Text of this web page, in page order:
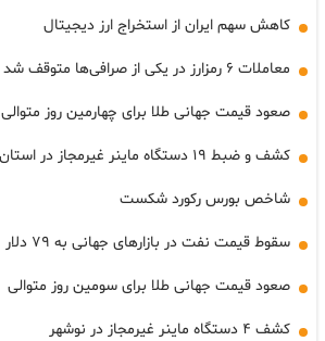
کاهش سهم ایران از استخراج ارز دیجیتال
معاملات ۶ رمزارز در یکی از صرافی‌ها متوقف شد
صعود قیمت جهانی طلا برای چهارمین روز متوالی
کشف و ضبط ۱۹ دستگاه ماینر غیرمجاز در استان مازندران
شاخص بورس رکورد شکست
سقوط قیمت نفت در بازارهای جهانی به ۷۹ دلار
صعود قیمت جهانی طلا برای سومین روز متوالی
کشف ۴ دستگاه ماینر غیرمجاز در نوشهر